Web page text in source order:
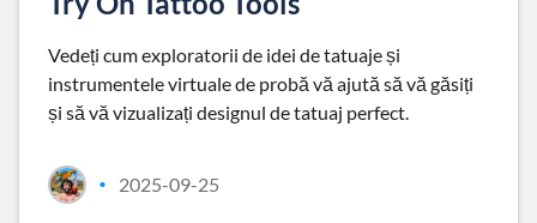
Vedeți cum exploratorii de idei de tatuaje și
instrumentele virtuale de probă vă ajută să vă găsiți
și să vă vizualizați designul de tatuaj perfect.
• 2025-09-25